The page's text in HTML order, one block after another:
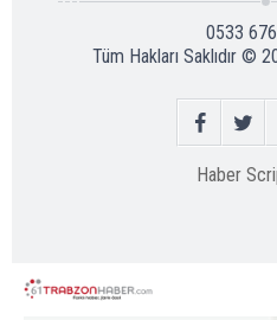
0533
Tüm Hakları Saklıdır ©
Haber